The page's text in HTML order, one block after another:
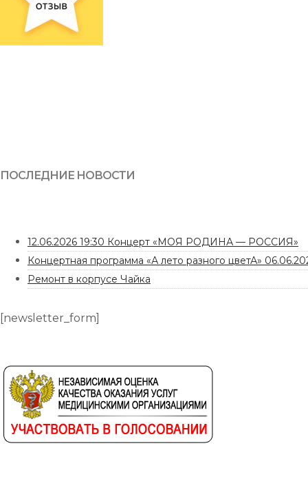
ПОСЛЕДНИЕ НОВОСТИ
12.06.2026 19:30 Концерт «МОЯ РОДИНА — РОССИЯ»
Концертная программа «А лето разного цветА»
Ремонт в корпусе Чайка
[newsletter_form]